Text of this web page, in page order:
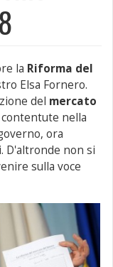
la Riforma del
Elsa Fornero.
del mercato
nella
ora
D'altronde non si
sulla voce